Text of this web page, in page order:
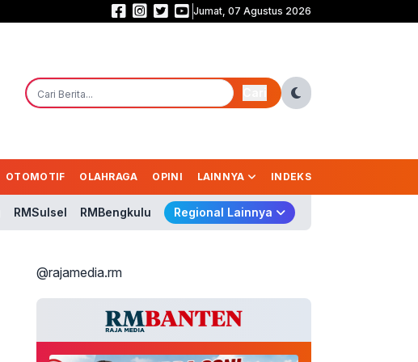
Persebaya Juara Piala Presiden 2026, Tumbangkan Persib Lewat Adu
Jumat, 07 Agustus 2026
OTOMOTIF OLAHRAGA OPINI LAINNYA INDEKS
RMSulsel RMBengkulu Regional Lainnya
@rajamedia.rm